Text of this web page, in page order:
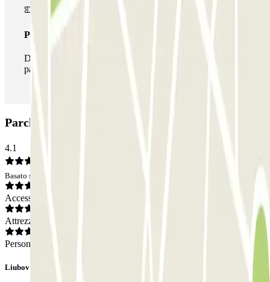
Pass illlimitato
Durante il tuo soggiorno potrai entrare e uscire dal
parcheggio tutte le volte che vorrai.
Parcheggio ParkBee D'Artagnanlaan: Opinioni
4.1
Basato su 7 opinioni
Accesso
Attrezzatura
Personale
Liubov